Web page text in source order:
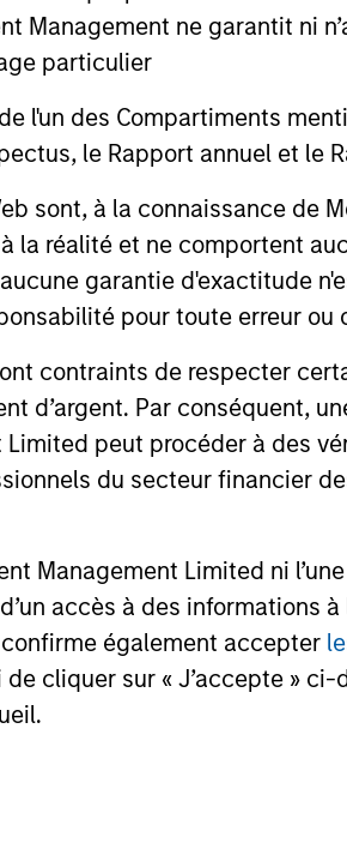
Management ne garantit ni
particulier
l'un des Compartiments
le Rapport annuel et le
sont, à la connaissance de
la réalité et ne comportent
garantie d'exactitude
pour toute erreur ou
contraints de respecter
d’argent. Par conséquent,
peut procéder à des
du secteur financier
Management Limited ni
accès à des informations
également accepter
cliquer sur « J’accepte »
expertise,
enable us to